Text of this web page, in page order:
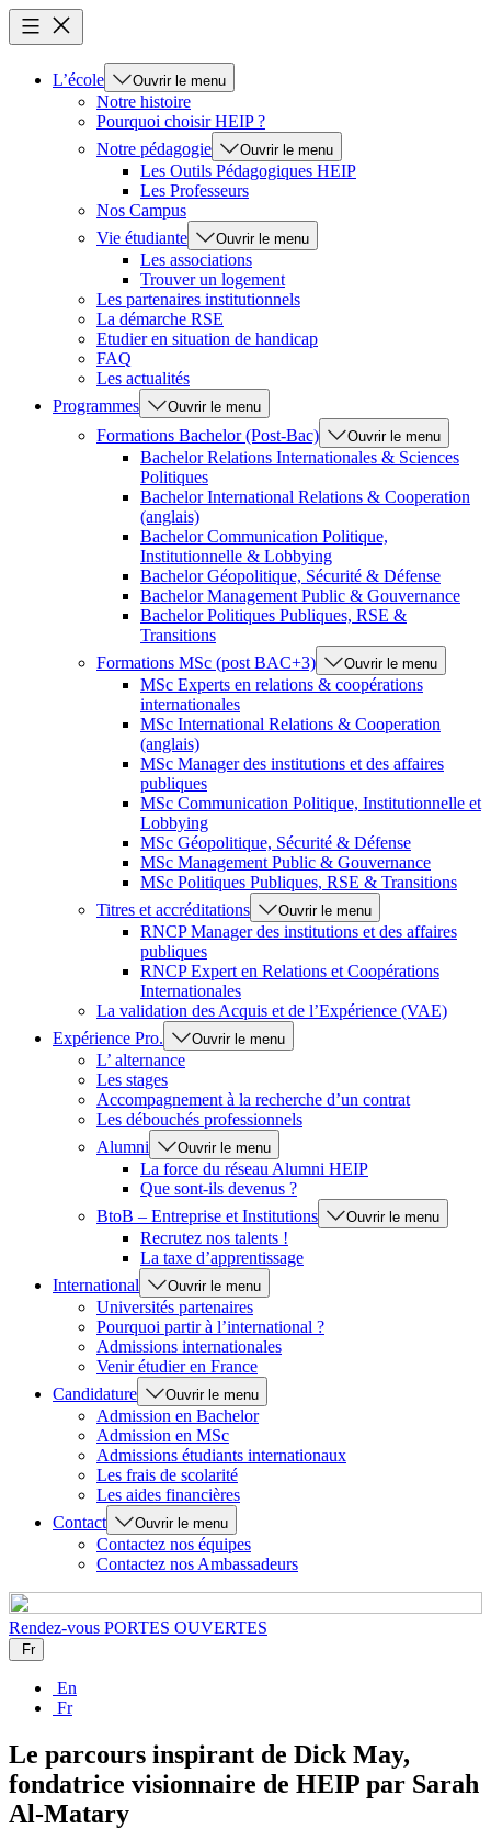
L’école Ouvrir le menu
Notre histoire
Pourquoi choisir HEIP ?
Notre pédagogie
Ouvrir le menu
Les Outils Pédagogiques HEIP
Les Professeurs
Nos Campus
Vie étudiante
Ouvrir le menu
Les associations
Trouver un logement
Les partenaires institutionnels
La démarche RSE
Etudier en situation de handicap
FAQ
Les actualités
Programmes
Ouvrir le menu
Formations Bachelor (Post-Bac) Ouvrir le menu
Bachelor Relations Internationales & Sciences
Politiques
Bachelor International Relations & Cooperation
(anglais)
Bachelor Communication Politique,
Institutionnelle & Lobbying
Bachelor Géopolitique, Sécurité & Défense
Bachelor Management Public & Gouvernance
Bachelor Politiques Publiques, RSE &
Transitions
Formations MSc (post BAC+3)
Ouvrir le menu
MSc Experts en relations & coopérations
internationales
MSc International Relations & Cooperation
(anglais)
MSc Manager des institutions et des affaires
publiques
MSc Communication Politique, Institutionnelle et
Lobbying
MSc Géopolitique, Sécurité & Défense
MSc Management Public & Gouvernance
MSc Politiques Publiques, RSE & Transitions
Titres et accréditations
Ouvrir le menu
RNCP Manager des institutions et des affaires
publiques
RNCP Expert en Relations et Coopérations
Internationales
La validation des Acquis et de l’Expérience (VAE)
Expérience Pro.
Ouvrir le menu
L’ alternance
Les stages
Accompagnement à la recherche d’un contrat
Les débouchés professionnels
Alumni
Ouvrir le menu
La force du réseau Alumni HEIP
Que sont-ils devenus ?
BtoB – Entreprise et Institutions
Ouvrir le menu
Recrutez nos talents !
La taxe d’apprentissage
International
Ouvrir le menu
Universités partenaires
Pourquoi partir à l’international ?
Admissions internationales
Venir étudier en France
Candidature
Ouvrir le menu
Admission en Bachelor
Admission en MSc
Admissions étudiants internationaux
Les frais de scolarité
Les aides financières
Contact
Ouvrir le menu
Contactez nos équipes
Contactez nos Ambassadeurs
Rendez-vous PORTES OUVERTES
Fr
En
Fr
Le parcours inspirant de Dick May,
fondatrice visionnaire de HEIP par Sarah
Al-Matary